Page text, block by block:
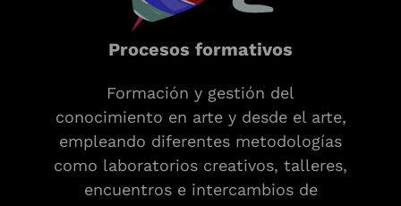
Procesos formativos
Formación y gestión del
conocimiento en arte y desde el arte,
empleando diferentes metodologías
como laboratorios creativos, talleres,
encuentros e intercambios de